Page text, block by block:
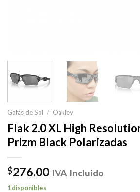
Gafas de Sol / Oakley
Flak 2.0 XL High
Prizm Black Polarizadas
$276.00 IVA Incluido
1 disponibles